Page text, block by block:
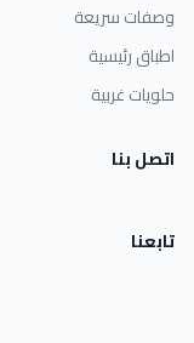
وصفات سريعة
اطباق رئيسية
حلويات غربية
اتصل بنا
تابعنا